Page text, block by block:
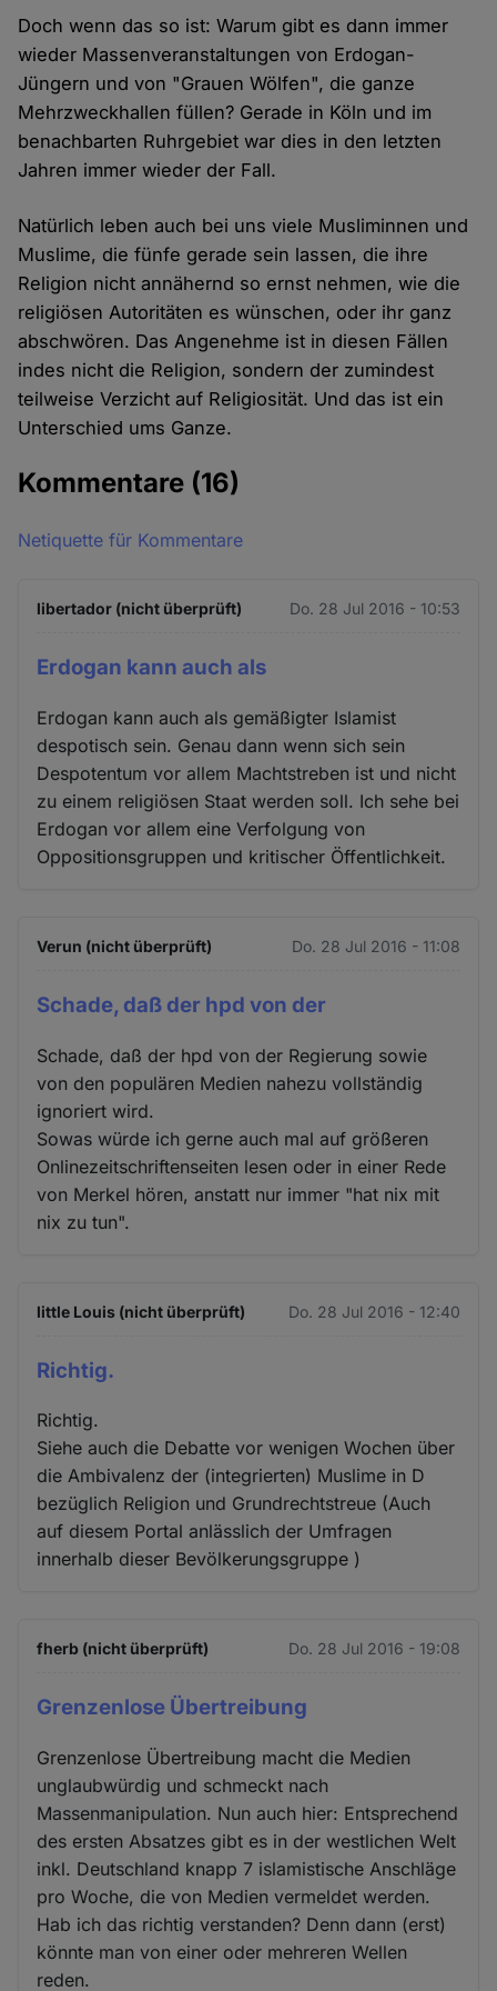
Doch wenn das so ist: Warum gibt es dann immer
wieder Massenveranstaltungen von Erdogan-
Jüngern und von "Grauen Wölfen", die ganze
Mehrzweckhallen füllen? Gerade in Köln und im
benachbarten Ruhrgebiet war dies in den letzten
Jahren immer wieder der Fall.
Natürlich leben auch bei uns viele Musliminnen und
Muslime, die fünfe gerade sein lassen, die ihre
Religion nicht annähernd so ernst nehmen, wie die
religiösen Autoritäten es wünschen, oder ihr ganz
abschwören. Das Angenehme ist in diesen Fällen
indes nicht die Religion, sondern der zumindest
teilweise Verzicht auf Religiosität. Und das ist ein
Unterschied ums Ganze.
Kommentare (16)
Netiquette für Kommentare
libertador (nicht überprüft) Do. 28 Jul 2016 - 10:53
Erdogan kann auch als
Erdogan kann auch als gemäßigter Islamist
despotisch sein. Genau dann wenn sich sein
Despotentum vor allem Machtstreben ist und nicht
zu einem religiösen Staat werden soll. Ich sehe bei
Erdogan vor allem eine Verfolgung von
Oppositionsgruppen und kritischer Öffentlichkeit.
Verun (nicht überprüft) Do. 28 Jul 2016 - 11:08
Schade, daß der hpd von der
Schade, daß der hpd von der Regierung sowie
von den populären Medien nahezu vollständig
ignoriert wird.
Sowas würde ich gerne auch mal auf größeren
Onlinezeitschriftenseiten lesen oder in einer Rede
von Merkel hören, anstatt nur immer "hat nix mit
nix zu tun".
little Louis (nicht überprüft) Do. 28 Jul 2016 - 12:40
Richtig.
Richtig.
Siehe auch die Debatte vor wenigen Wochen über
die Ambivalenz der (integrierten) Muslime in D
bezüglich Religion und Grundrechtstreue (Auch
auf diesem Portal anlässlich der Umfragen
innerhalb dieser Bevölkerungsgruppe )
fherb (nicht überprüft) Do. 28 Jul 2016 - 19:08
Grenzenlose Übertreibung
Grenzenlose Übertreibung macht die Medien
unglaubwürdig und schmeckt nach
Massenmanipulation. Nun auch hier: Entsprechend
des ersten Absatzes gibt es in der westlichen Welt
inkl. Deutschland knapp 7 islamistische Anschläge
pro Woche, die von Medien vermeldet werden.
Hab ich das richtig verstanden? Denn dann (erst)
könnte man von einer oder mehreren Wellen
reden.